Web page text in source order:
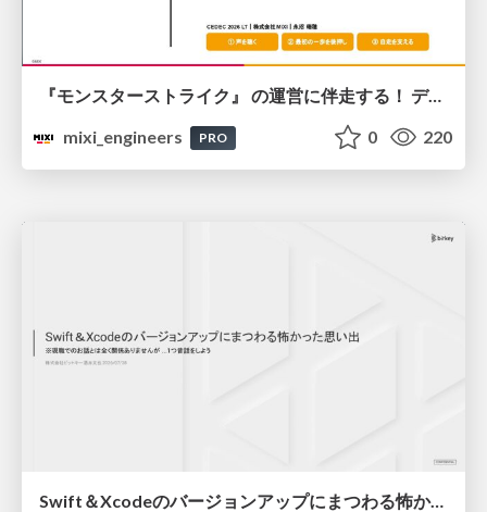
『モンスターストライク』 の運営に伴走する！ データ民主化への 解析グループの3つのアプローチ
mixi_engineers
PRO 0 220
Swift＆Xcodeのバージョンアップにまつわる怖かった思い出 / Scary Memories of Swift and Xcode Updates